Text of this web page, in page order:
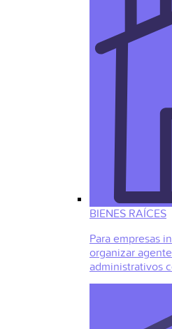
BIENES RAÍCES
Para empresas
organizar
administrativos